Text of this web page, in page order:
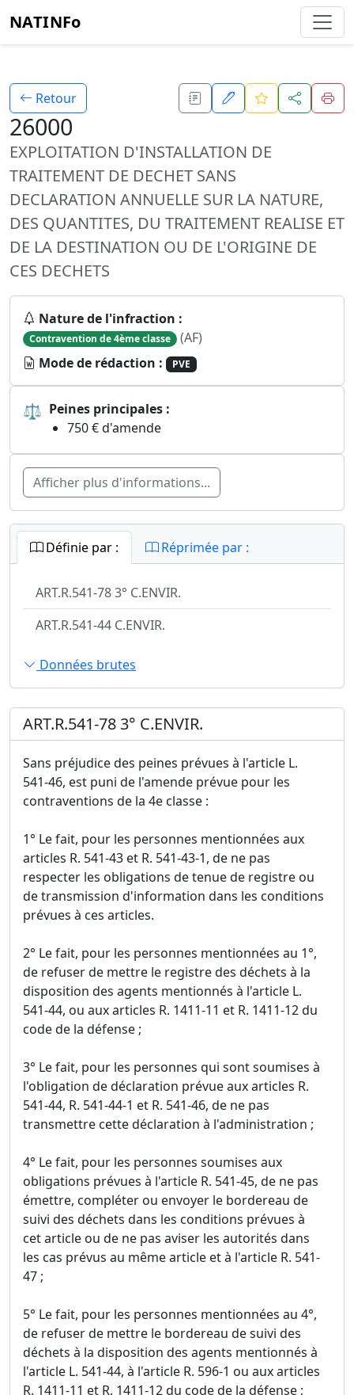
NATINFo
Retour
26000
EXPLOITATION D'INSTALLATION DE
TRAITEMENT DE DECHET SANS
DECLARATION ANNUELLE SUR LA NATURE,
DES QUANTITES, DU TRAITEMENT REALISE ET
DE LA DESTINATION OU DE L'ORIGINE DE
CES DECHETS
Nature de l'infraction :
Contravention de 4ème classe (AF)
Mode de rédaction :
PVE
⚖ Peines principales :
750 € d'amende
Afficher plus d'informations...
Définie par : Réprimée par :
ART.R.541-78 3° C.ENVIR.
ART.R.541-44 C.ENVIR.
Données brutes
ART.R.541-78 3° C.ENVIR.
Sans préjudice des peines prévues à l'article L.
541-46, est puni de l'amende prévue pour les
contraventions de la 4e classe :
1° Le fait, pour les personnes mentionnées aux
articles R. 541-43 et R. 541-43-1, de ne pas
respecter les obligations de tenue de registre ou
de transmission d'information dans les conditions
prévues à ces articles.
2° Le fait, pour les personnes mentionnées au 1°,
de refuser de mettre le registre des déchets à la
disposition des agents mentionnés à l'article L.
541-44, ou aux articles R. 1411-11 et R. 1411-12 du
code de la défense ;
3° Le fait, pour les personnes qui sont soumises à
l'obligation de déclaration prévue aux articles R.
541-44, R. 541-44-1 et R. 541-46, de ne pas
transmettre cette déclaration à l'administration ;
4° Le fait, pour les personnes soumises aux
obligations prévues à l'article R. 541-45, de ne pas
émettre, compléter ou envoyer le bordereau de
suivi des déchets dans les conditions prévues à
cet article ou de ne pas aviser les autorités dans
les cas prévus au même article et à l'article R. 541-
47 ;
5° Le fait, pour les personnes mentionnées au 4°,
de refuser de mettre le bordereau de suivi des
déchets à la disposition des agents mentionnés à
l'article L. 541-44, à l'article R. 596-1 ou aux articles
R. 1411-11 et R. 1411-12 du code de la défense ;